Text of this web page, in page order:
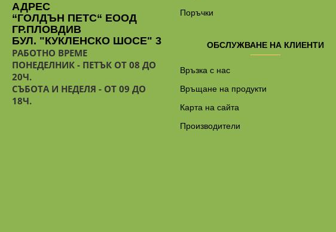
АДРЕС
“ГОЛДЪН ПЕТС“ ЕООД
ГР.ПЛОВДИВ
БУЛ. "КУКЛЕНСКО ШОСЕ" 3
РАБОТНО ВРЕМЕ
ПОНЕДЕЛНИК - ПЕТЪК ОТ 08 ДО
20Ч.
СЪБОТА И НЕДЕЛЯ - ОТ 09 ДО
18Ч.
Поръчки
ОБСЛУЖВАНЕ НА КЛИЕНТИ
Връзка с нас
Връщане на продукти
Карта на сайта
Производители